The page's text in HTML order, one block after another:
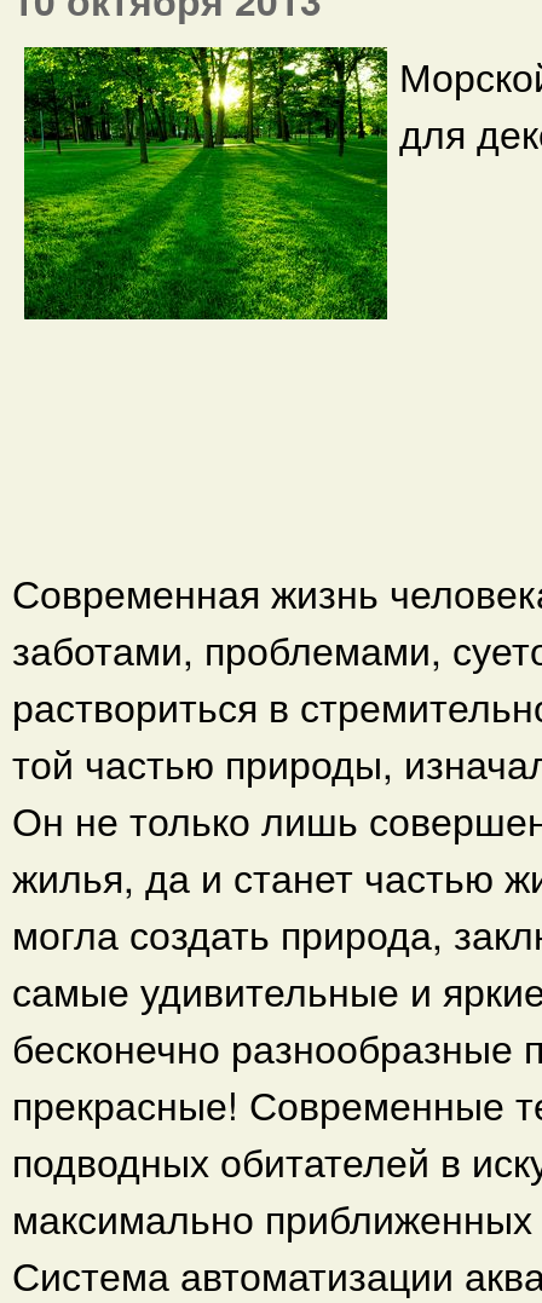
для
Современная жизнь
заботами, проблемами,
раствориться в
той частью природы,
Он не только лишь
жилья, да и станет частью
могла создать природа,
самые удивительные и
бесконечно
прекрасные! Современные
подводных обитателей в
максимально
Система автоматизации